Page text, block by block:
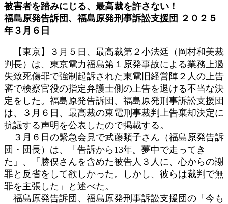
新
日
被害者を踏みにじる、最高裁を許さない！
福島原発告訴団、福島原発刑事訴訟支援団 ２０２５
年３月６日
【東京】３月５日、最高裁第２小法廷（岡村和美裁
判長）は、東京電力福島第１原発事故による業務上過
失致死傷罪で強制起訴された東電旧経営陣２人の上告
審で検察官役の指定弁護士側の上告を退ける不当な決
定をした。福島原発告訴団、福島原発刑事訴訟支援団
は、３月６日、最高裁の東電刑事裁判上告棄却決定に
抗議する声明を公表したので掲載する。
３月６日の緊急会見で武藤類子さん（福島原発告訴
団・団長）は、「告訴から13年。夢中で走ってき
た」、「勝俣さんを含めた被告人３人に、心からの謝
罪と反省をして欲しかった。しかし、彼らは裁判で無
罪を主張した」と述べた。
福島原発告訴団、福島原発刑事訴訟支援団の「今も